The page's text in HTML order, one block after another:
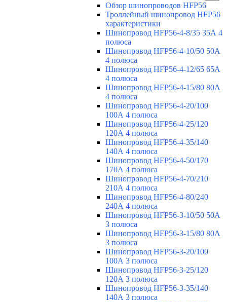
Обзор шинопроводов HFP56
Троллейный шинопровод HFP56
характеристики
Шинопровод HFP56-4-8/35 35А 4
полюса
Шинопровод HFP56-4-10/50 50А
4 полюса
Шинопровод HFP56-4-12/65 65А
4 полюса
Шинопровод HFP56-4-15/80 80А
4 полюса
Шинопровод HFP56-4-20/100
100А 4 полюса
Шинопровод HFP56-4-25/120
120А 4 полюса
Шинопровод HFP56-4-35/140
140А 4 полюса
Шинопровод HFP56-4-50/170
170А 4 полюса
Шинопровод HFP56-4-70/210
210А 4 полюса
Шинопровод HFP56-4-80/240
240А 4 полюса
Шинопровод HFP56-3-10/50 50А
3 полюса
Шинопровод HFP56-3-15/80 80А
3 полюса
Шинопровод HFP56-3-20/100
100А 3 полюса
Шинопровод HFP56-3-25/120
120А 3 полюса
Шинопровод HFP56-3-35/140
140А 3 полюса